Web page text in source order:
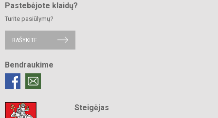
Pastebėjote klaidų?
Turite pasiūlymų?
RAŠYKITE
Bendraukime
Steigėjas